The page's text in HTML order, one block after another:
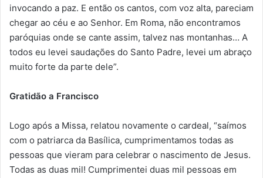
invocando a paz. E então os cantos, com voz alta, pareciam
chegar ao céu e ao Senhor. Em Roma, não encontramos
paróquias onde se cante assim, talvez nas montanhas… A
todos eu levei saudações do Santo Padre, levei um abraço
muito forte da parte dele”.
Gratidão a Francisco
Logo após a Missa, relatou novamente o cardeal, “saímos
com o patriarca da Basílica, cumprimentamos todas as
pessoas que vieram para celebrar o nascimento de Jesus.
Todas as duas mil! Cumprimentei duas mil pessoas em